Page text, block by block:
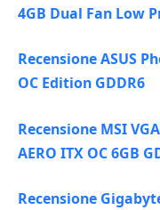
4GB Dual Fan Low
Recensione ASUS
OC Edition GDDR6
Recensione MSI
AERO ITX OC 6GB
Recensione